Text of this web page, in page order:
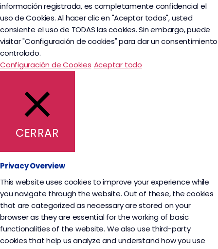
información registrada, es completamente confidencial el
uso de Cookies. Al hacer clic en "Aceptar todas", usted
consiente el uso de TODAS las cookies. Sin embargo, puede
visitar "Configuración de cookies" para dar un consentimiento
controlado.
Configuración de Cookies Aceptar todo
CERRAR
Privacy Overview
This website uses cookies to improve your experience while
you navigate through the website. Out of these, the cookies
that are categorized as necessary are stored on your
browser as they are essential for the working of basic
functionalities of the website. We also use third-party
cookies that help us analyze and understand how you use